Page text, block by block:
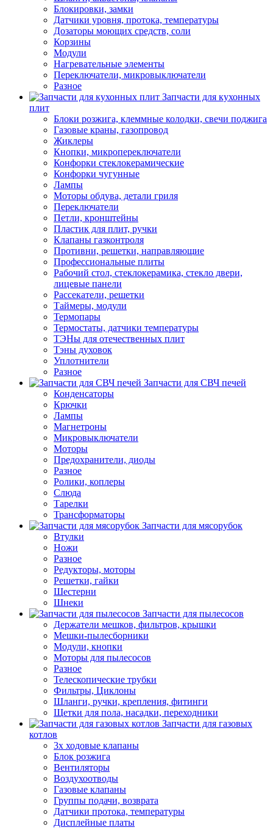
Блокировки, замки
Датчики уровня, протока, температуры
Дозаторы моющих средств, соли
Корзины
Модули
Нагревательные элементы
Переключатели, микровыключатели
Разное
Запчасти для кухонных
плит
Блоки розжига, клеммные колодки, свечи поджига
Газовые краны, газопровод
Жиклеры
Кнопки, микропереключатели
Конфорки стеклокерамические
Конфорки чугунные
Лампы
Моторы обдува, детали гриля
Переключатели
Петли, кронштейны
Пластик для плит, ручки
Клапаны газконтроля
Противни, решетки, направляющие
Профессиональные плиты
Рабочий стол, стеклокерамика, стекло двери,
лицевые панели
Рассекатели, решетки
Таймеры, модули
Термопары
Термостаты, датчики температуры
ТЭНы для отечественных плит
Тэны духовок
Уплотнители
Разное
Запчасти для СВЧ печей
Конденсаторы
Крючки
Лампы
Магнетроны
Микровыключатели
Моторы
Предохранители, диоды
Разное
Ролики, коплеры
Слюда
Тарелки
Трансформаторы
Запчасти для мясорубок
Втулки
Ножи
Разное
Редукторы, моторы
Решетки, гайки
Шестерни
Шнеки
Запчасти для пылесосов
Держатели мешков, фильтров, крышки
Мешки-пылесборники
Модули, кнопки
Моторы для пылесосов
Разное
Телескопические трубки
Фильтры, Циклоны
Шланги, ручки, крепления, фитинги
Щетки для пола, насадки, переходники
Запчасти для газовых
котлов
3х ходовые клапаны
Блок розжига
Вентиляторы
Воздухоотводы
Газовые клапаны
Группы подачи, возврата
Датчики протока, температуры
Дисплейные платы